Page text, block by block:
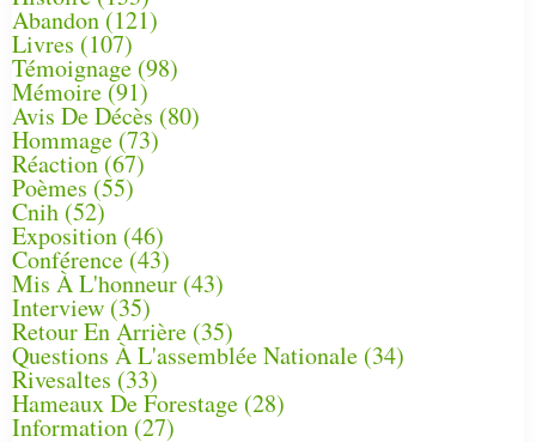
Abandon(121)
Livres (107)
Témoignage (98)
Mémoire (91)
Avis De Décès (80)
Hommage (73)
Réaction(67)
Poèmes (55)
Cnih (52)
Exposition (46)
Conférence(43)
Mis À L'honneur (43)
Interview (35)
Retour En Arrière (35)
Questions À L'assemblée Nationale (34)
Rivesaltes (33)
Hameaux De Forestage (28)
Information (27)